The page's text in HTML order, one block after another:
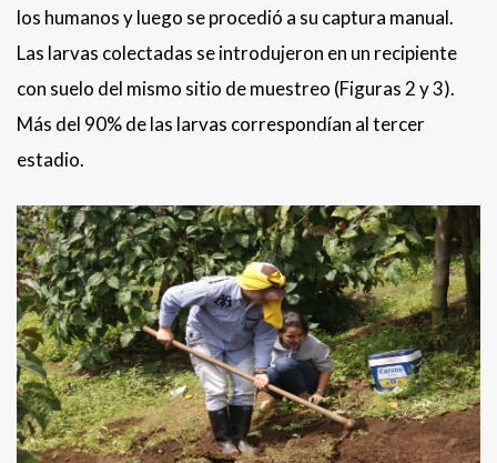
los humanos y luego se procedió a su captura manual.
Las larvas colectadas se introdujeron en un recipiente
con suelo del mismo sitio de muestreo (Figuras 2 y 3).
Más del 90% de las larvas correspondían al tercer
estadio.